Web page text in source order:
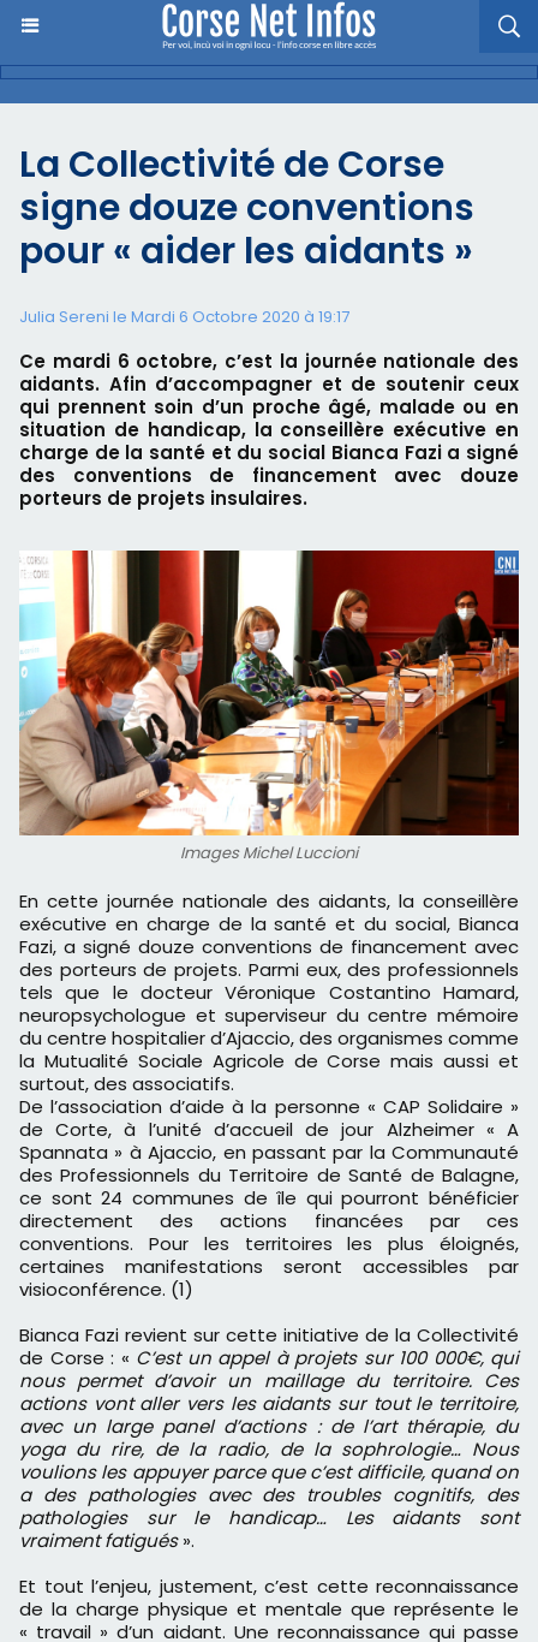
La Collectivité de Corse
signe douze conventions
pour « aider les aidants »
Julia Sereni le Mardi 6 Octobre 2020 à 19:17
Ce mardi 6 octobre, c’est la journée nationale des
aidants. Afin d’accompagner et de soutenir ceux
qui prennent soin d’un proche âgé, malade ou en
situation de handicap, la conseillère exécutive en
charge de la santé et du social Bianca Fazi a signé
des conventions de financement avec douze
porteurs de projets insulaires.
Images Michel Luccioni
En cette journée nationale des aidants, la conseillère
exécutive en charge de la santé et du social, Bianca
Fazi, a signé douze conventions de financement avec
des porteurs de projets. Parmi eux, des professionnels
tels que le docteur Véronique Costantino Hamard,
neuropsychologue et superviseur du centre mémoire
du centre hospitalier d’Ajaccio, des organismes comme
la Mutualité Sociale Agricole de Corse mais aussi et
surtout, des associatifs.
De l’association d’aide à la personne « CAP Solidaire »
de Corte, à l’unité d’accueil de jour Alzheimer « A
Spannata » à Ajaccio, en passant par la Communauté
des Professionnels du Territoire de Santé de Balagne,
ce sont 24 communes de île qui pourront bénéficier
directement des actions financées par ces
conventions. Pour les territoires les plus éloignés,
certaines manifestations seront accessibles par
visioconférence. (1)
Bianca Fazi revient sur cette initiative de la Collectivité
de Corse : « C’est un appel à projets sur 100 000€, qui
nous permet d’avoir un maillage du territoire. Ces
actions vont aller vers les aidants sur tout le territoire,
avec un large panel d’actions : de l’art thérapie, du
yoga du rire, de la radio, de la sophrologie… Nous
voulions les appuyer parce que c’est difficile, quand on
a des pathologies avec des troubles cognitifs, des
pathologies sur le handicap… Les aidants sont
vraiment fatigués».
Et tout l’enjeu, justement, c’est cette reconnaissance
de la charge physique et mentale que représente le
« travail » d’un aidant. Une reconnaissance qui passe